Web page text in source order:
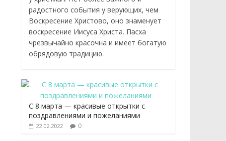
радостного события у верующих, чем
Воскресение Христово, оно знаменует
воскресение Иисуса Христа. Пасха
чрезвычайно красочна и имеет богатую
обрядовую традицию.
С 8 марта — красивые открытки с
поздравлениями и пожеланиями
22.02.2022 0